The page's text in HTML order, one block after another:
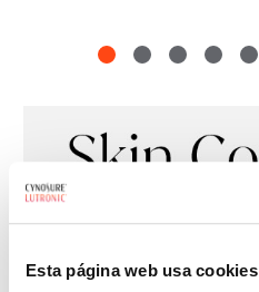
Esta página web usa cookies